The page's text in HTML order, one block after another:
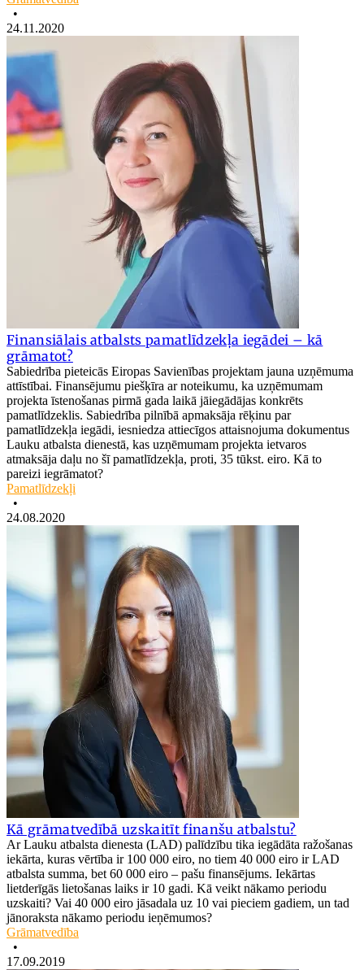
•
24.11.2020
Finansiālais atbalsts pamatlīdzekļa iegādei – kā
grāmatot?
Sabiedrība pieteicās Eiropas Savienības projektam jauna uzņēmuma
attīstībai. Finansējumu piešķīra ar noteikumu, ka uzņēmumam
projekta īstenošanas pirmā gada laikā jāiegādājas konkrēts
pamatlīdzeklis. Sabiedrība pilnībā apmaksāja rēķinu par
pamatlīdzekļa iegādi, iesniedza attiecīgos attaisnojuma dokumentus
Lauku atbalsta dienestā, kas uzņēmumam projekta ietvaros
atmaksāja daļu no šī pamatlīdzekļa, proti, 35 tūkst. eiro. Kā to
pareizi iegrāmatot?
Pamatlīdzekļi
•
24.08.2020
Kā grāmatvedībā uzskaitīt finanšu atbalstu?
Ar Lauku atbalsta dienesta (LAD) palīdzību tika iegādāta ražošanas
iekārta, kuras vērtība ir 100 000 eiro, no tiem 40 000 eiro ir LAD
atbalsta summa, bet 60 000 eiro – pašu finansējums. Iekārtas
lietderīgās lietošanas laiks ir 10 gadi. Kā veikt nākamo periodu
uzskaiti? Vai 40 000 eiro jāsadala uz 10 vai pieciem gadiem, un tad
jānoraksta nākamo periodu ieņēmumos?
Grāmatvedība
•
17.09.2019